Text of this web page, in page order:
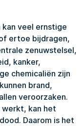
veel ernstige
ertoe bijdragen,
zenuwstelsel,
kanker,
chemicaliën zijn
brand,
veroorzaken.
kan het
Daarom is het